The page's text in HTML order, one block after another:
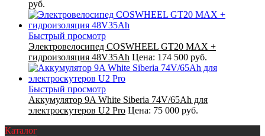
руб.
Быстрый просмотр
Электровелосипед COSWHEEL GT20 MAX +
гидроизоляция 48V35Ah Цена: 174 500 руб.
Быстрый просмотр
Аккумулятор 9A White Siberia 74V/65Ah для
электроскутеров U2 Pro Цена: 75 000 руб.
Каталог